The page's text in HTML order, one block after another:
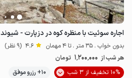
اجاره سوئیت با منظره کوه در دزپارت - شیوند
بدون خواب . 35 متر . تا 4 مهمان 4.6 (9 نظر)
هر شب از 1٬200٬000 تومان
10% تخفیف از 3 شب
10+ رزرو موفق